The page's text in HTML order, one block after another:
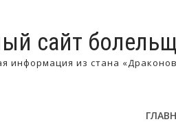
сайт
информация из стана